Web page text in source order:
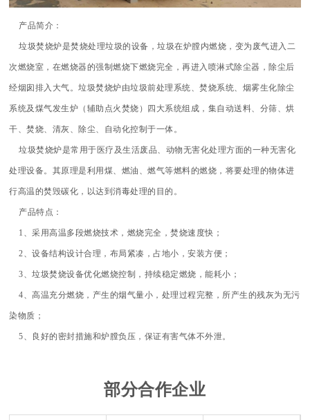
产品简介：
垃圾焚烧炉是焚烧处理垃圾的设备，垃圾在炉膛内燃烧，变为废气进入二
次燃烧室，在燃烧器的强制燃烧下燃烧完全，再进入喷淋式除尘器，除尘后
经烟囱排入大气。垃圾焚烧炉由垃圾前处理系统、焚烧系统、烟雾生化除尘
系统及煤气发生炉（辅助点火焚烧）四大系统组成，集自动送料、分筛、烘
干、焚烧、清灰、除尘、自动化控制于一体。
垃圾焚烧炉是常用于医疗及生活废品、动物无害化处理方面的一种无害化
处理设备。其原理是利用煤、燃油、燃气等燃料的燃烧，将要处理的物体进
行高温的焚毁碳化，以达到消毒处理的目的。
产品特点：
1、采用高温多段燃烧技术，燃烧完全，焚烧速度快；
2、设备结构设计合理，布局紧凑，占地小，安装方便；
3、垃圾焚烧设备优化燃烧控制，持续稳定燃烧，能耗小；
4、高温充分燃烧，产生的烟气量小，处理过程完整，所产生的残灰为无污
染物质；
5、良好的密封措施和炉膛负压，保证有害气体不外泄。
部分合作企业